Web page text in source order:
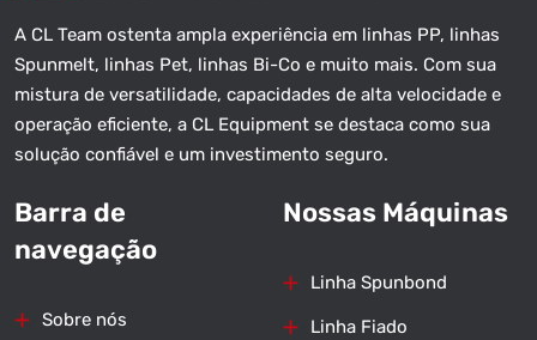
A CL Team ostenta ampla experiência em linhas PP, linhas
Spunmelt, linhas Pet, linhas Bi-Co e muito mais. Com sua
mistura de versatilidade, capacidades de alta velocidade e
operação eficiente, a CL Equipment se destaca como sua
solução confiável e um investimento seguro.
Barra de
navegação
Sobre nós
Nossas Máquinas
Linha Spunbond
Linha Fiado